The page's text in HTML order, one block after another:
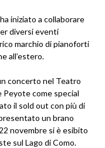
iniziato a collaborare
diversi eventi
marchio di pianoforti
all’estero.
concerto nel Teatro
Peyote come special
il sold out con più di
un brano
novembre si è esibito
sul Lago di Como.